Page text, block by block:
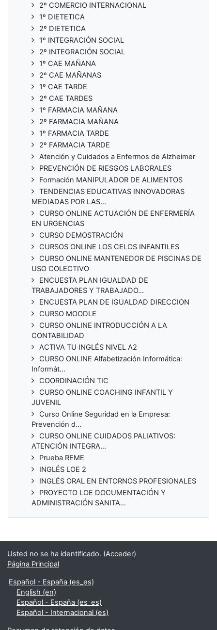
2º COMERCIO INTERNACIONAL
1º DIETETICA
2º DIETETICA
1º INTEGRACIÓN SOCIAL
2º INTEGRACIÓN SOCIAL
1º CAE MAÑANA
2º CAE MAÑANAS
1º CAE TARDE
2º CAE TARDES
1º FARMACIA MAÑANA
2º FARMACIA MAÑANA
1º FARMACIA TARDE
2º FARMACIA TARDE
Atención y Cuidados a Enfermos de Alzheimer
PREVENCIÓN DE RIESGOS LABORALES
Formación MANIPULADOR DE ALIMENTOS
TENDENCIAS EDUCATIVAS INNOVADORAS
MEDIADAS POR LAS...
CURSO ONLINE ACTUACIÓN DE ENFERMERÍA
EN URGENCIAS
CURSO DEMOSTRACIÓN
CURSOS ONLINE LOS CELOS INFANTILES
CURSO ONLINE MANTENEDOR DE PISCINAS DE
USO COLECTIVO
ENCUESTA PLAN IGUALDAD DE
TRABAJADORES Y TRABAJADO...
ENCUESTA PLAN DE IGUALDAD DIRECCION
CURSO MOODLE
CURSO ONLINE INTRODUCCIÓN A LA
CONTABILIDAD
ACTIVA TU INGLÉS NIVEL A2
CURSO ONLINE Alfabetización Informática:
Informát...
COORDINACIÓN TIC
CURSO ONLINE COACHING INFANTIL Y
JUVENIL
Curso Online Seguridad en la Empresa:
Prevención d...
CURSO ONLINE CUIDADOS PALIATIVOS:
ATENCIÓN INTEGRA...
Prueba REME
INGLÉS LOE 2
INGLÉS ORAL EN ENTORNOS PROFESIONALES
PROYECTO LOE DOCUMENTACIÓN Y
ADMINISTRACIÓN SANITA...
Usted no se ha identificado. (Acceder)
Página Principal
Español - España ‎(es_es)‎
English ‎(en)‎
Español - España ‎(es_es)‎
Español - Internacional ‎(es)‎